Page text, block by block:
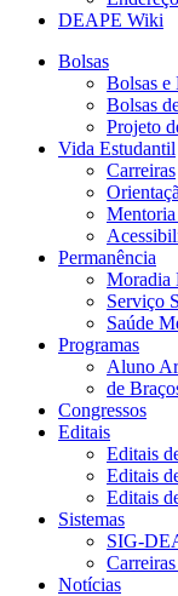
DEAPE Wiki
Bolsas
Bolsas e
Bolsas
Projeto
Vida Estudantil
Carreiras
Permanência
Moradia
Serviço
Saúde
Programas
Aluno
de
Congressos
Editais
Editais
Editais
Editais
Sistemas
SIG-
Notícias